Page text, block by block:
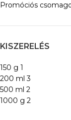
Promóciós
KISZERELÉS
150 g 1
200 ml 3
500 ml 2
1000 g 2